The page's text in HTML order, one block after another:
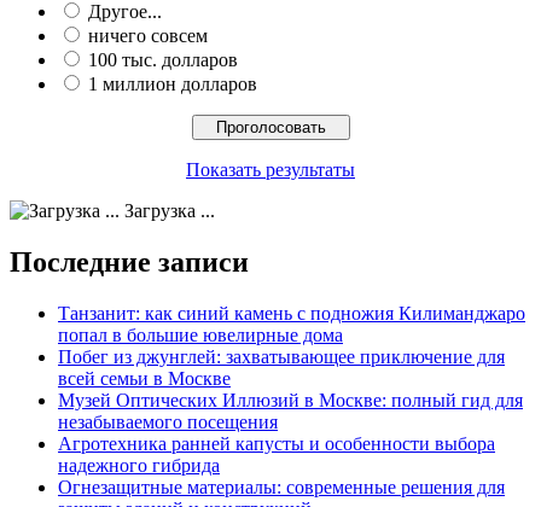
Другое...
ничего совсем
100 тыс. долларов
1 миллион долларов
Показать результаты
Загрузка ...
Последние записи
Танзанит: как синий камень с подножия Килиманджаро
попал в большие ювелирные дома
Побег из джунглей: захватывающее приключение для
всей семьи в Москве
Музей Оптических Иллюзий в Москве: полный гид для
незабываемого посещения
Агротехника ранней капусты и особенности выбора
надежного гибрида
Огнезащитные материалы: современные решения для